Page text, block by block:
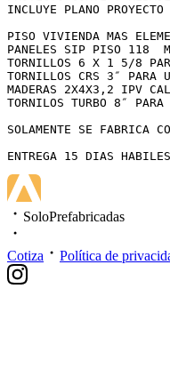
INCLUYE PLANO
PISO VIVIENDA MAS
PANELES SIP PISO 118
TORNILLOS 6 X 1 5/8
TORNILLOS CRS 3″ PARA
MADERAS 2X4X3,2 IPV
TORNILOS TURBO 8″
SOLAMENTE SE FABRICA
ENTREGA 15 DIAS HABILES
SoloPrefabricadas
Cotiza Política de